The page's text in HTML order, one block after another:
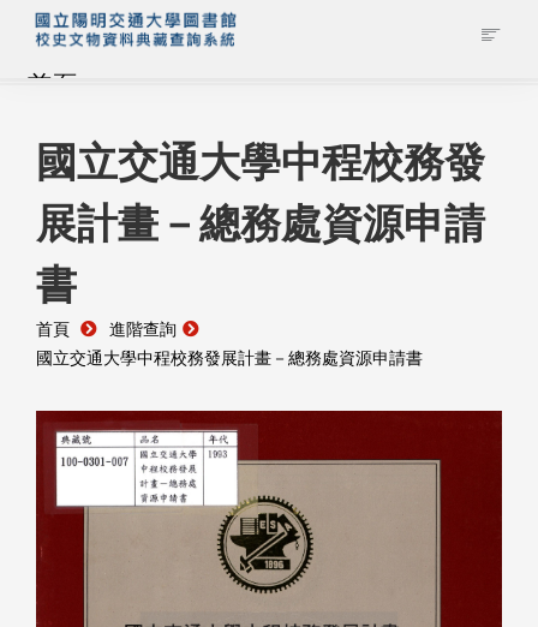
首頁
藏品查詢
校史館簡介
藏品清單全覽
資料調閱申請
管理者登入
國立交通大學中程校務發
展計畫－總務處資源申請
書
首頁
進階查詢
國立交通大學中程校務發展計畫－總務處資源申請書